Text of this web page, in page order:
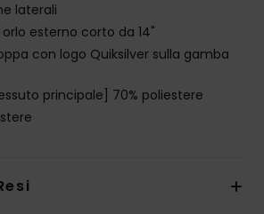
laterali
orlo esterno corto da 14"
con logo Quiksilver sulla gamba
principale] 70% poliestere